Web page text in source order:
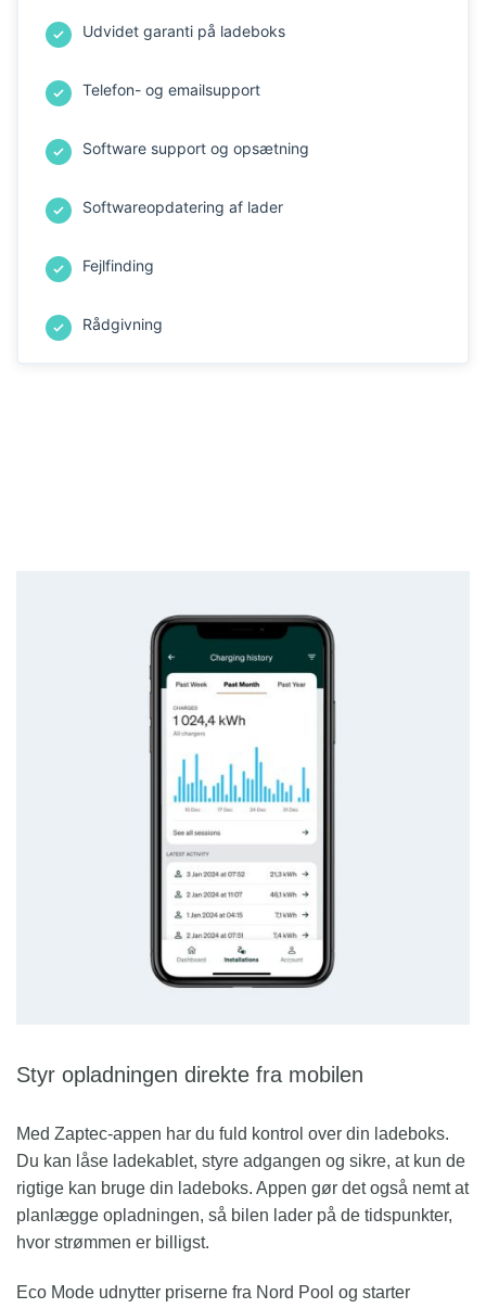
Udvidet garanti på ladeboks
Telefon- og emailsupport
Software support og opsætning
Softwareopdatering af lader
Fejlfinding
Rådgivning
Styr opladningen direkte fra mobilen
Med Zaptec-appen har du fuld kontrol over din ladeboks.
Du kan låse ladekablet, styre adgangen og sikre, at kun de
rigtige kan bruge din ladeboks. Appen gør det også nemt at
planlægge opladningen, så bilen lader på de tidspunkter,
hvor strømmen er billigst.
Eco Mode udnytter priserne fra Nord Pool og starter